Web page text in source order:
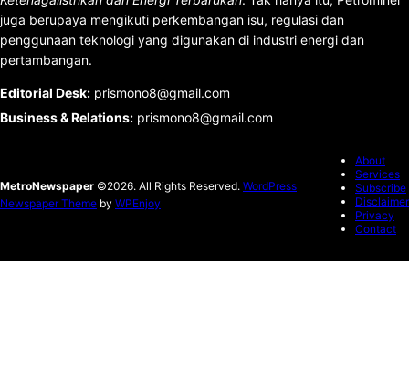
juga berupaya mengikuti perkembangan isu, regulasi dan
penggunaan teknologi yang digunakan di industri energi dan
pertambangan.
Editorial Desk: prismono8@gmail.com
Business & Relations: prismono8@gmail.com
MetroNewspaper ©2026. All Rights Reserved. WordPress
Newspaper Theme by WPEnjoy
About
Services
Subscribe
Disclaimer
Privacy
Contact